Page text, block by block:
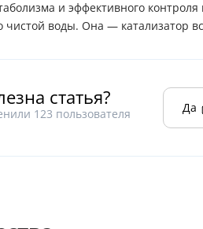
и эффективного
чистой воды. Она — катализатор
статья?
123 пользователя Да